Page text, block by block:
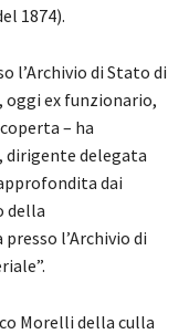
1874).
l’Archivio di Stato di
oggi ex funzionario,
– ha
dirigente delegata
dai
della
l’Archivio di
Morelli della culla